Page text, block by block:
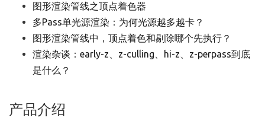
图形渲染管线之顶点着色器
多Pass单光源渲染：为何光源越多越卡？
图形渲染管线中，顶点着色和剔除哪个先执行？
渲染杂谈：early-z、z-culling、hi-z、z-perpass到底
是什么？
产品介绍